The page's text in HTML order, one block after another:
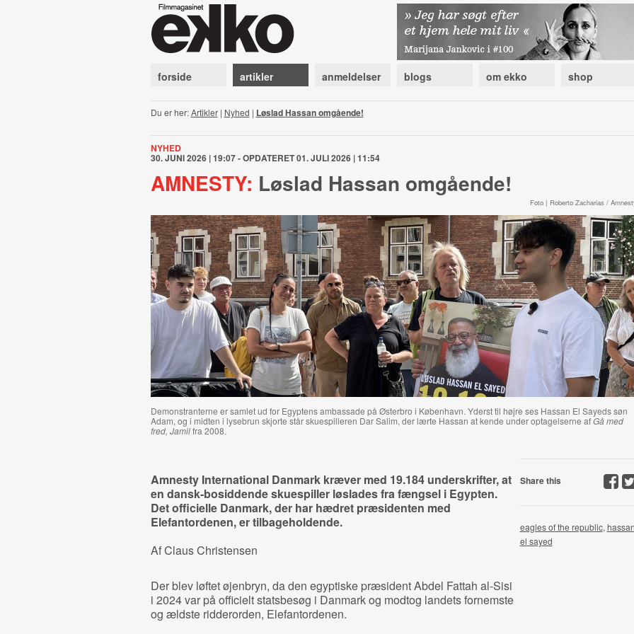
forside artikler anmeldelser blogs om ekko shop
Du er her:Artikler| Nyhed | Løslad Hassan omgående!
NYHED
30. JUNI 2026 | 19:07 - OPDATERET 01. JULI 2026 | 11:54
AMNESTY: Løslad Hassan omgående!
Foto | Roberto Zacharias /
Demonstranterne er samlet ud for Egyptens ambassade på Østerbro i København. Yderst til højre ses Hassan El Sayeds søn
Adam, og i midten i lysebrun skjorte står skuespilleren Dar Salim, der lærte Hassan at kende under optagelserne afGå med
fred, Jamilfra 2008.
Amnesty International Danmark kræver med 19.184 underskrifter, at
en dansk-bosiddende skuespiller løslades fra fængsel i Egypten.
Det officielle Danmark, der har hædret præsidenten med
Elefantordenen, er tilbageholdende.
Af Claus Christensen
Der blev løftet øjenbryn, da den egyptiske præsident Abdel Fattah al-Sisi
i 2024 var på officielt statsbesøg i Danmark og modtog landets fornemste
og ældste ridderorden, Elefantordenen.
Share this
eagles of the republic,
el sayed